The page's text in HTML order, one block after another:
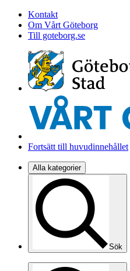
Kontakt
Om Vårt Göteborg
Till goteborg.se
Fortsätt till huvudinnehållet
Alla kategorier
Sök